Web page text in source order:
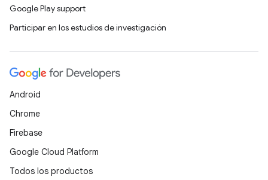
Google Play support
Participar en los estudios de investigación
Android
Chrome
Firebase
Google Cloud Platform
Todos los productos